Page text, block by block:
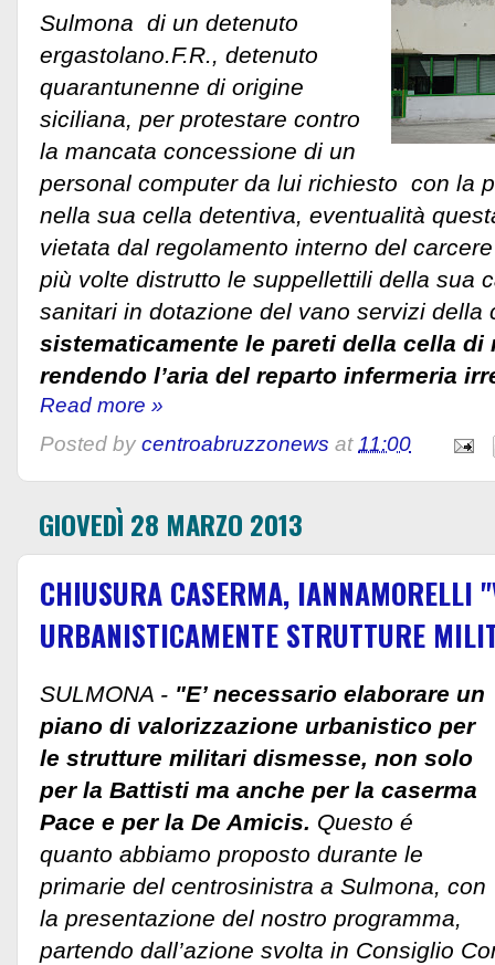
Sulmona di un detenuto
ergastolano.F.R., detenuto
quarantunenne di origine
siciliana, per protestare contro
la mancata concessione di un
personal computer da lui richiesto con la
nella sua cella detentiva, eventualità
vietata dal regolamento interno del
più volte distrutto le suppellettili della sua
sanitari in dotazione del vano servizi
sistematicamente le pareti della cella di
rendendo l’aria del reparto infermeria
Read more »
Posted by centroabruzzonews at11:00
GIOVEDÌ 28 MARZO 2013
CHIUSURA CASERMA, IANNAMORELLI
URBANISTICAMENTE STRUTTURE
SULMONA - "E’ necessario elaborare un
piano di valorizzazione urbanistico per
le strutture militari dismesse, non solo
per la Battisti ma anche per la caserma
Pace e per la De Amicis. Questo é
quanto abbiamo proposto durante le
primarie del centrosinistra a Sulmona, con
la presentazione del nostro programma,
partendo dall’azione svolta in Consiglio